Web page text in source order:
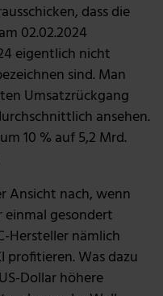
dass die
02.02.2024
eigentlich nicht
sind. Man
Umsatzrückgang
ansehen.
10 % auf 5,2 Mrd.
Ansicht nach, wenn
gesondert
Hersteller nämlich
profitieren. Was dazu
Dollar höhere